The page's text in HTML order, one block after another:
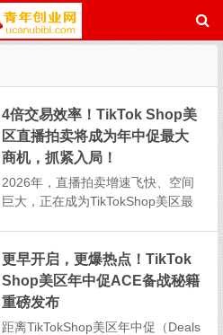
4倍交易效率！TikTok Shop美
区直播拍卖将成为年中促最大
商机，抓紧入局！
2026年，直播拍卖增速飞快、空间
巨大，正在成为TikTokShop美区最
均GMV已达到普通直播的4倍；今年
1-4月，其月均GMV增速更是其他直
播形式的6倍、短视频...
更早开启，更爆热点！TikTok
Shop美区年中促ACE备战秘籍
重磅发布
距离TikTokShop美区年中促（Deals